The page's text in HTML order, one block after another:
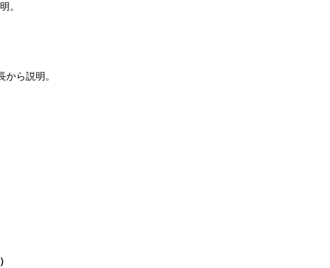
。
ら説明。